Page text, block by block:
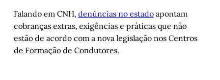
Falando em CNH, denúncias no estado apontam
cobranças extras, exigências e práticas que não
estão de acordo com a nova legislação nos Centros
de Formação de Condutores.